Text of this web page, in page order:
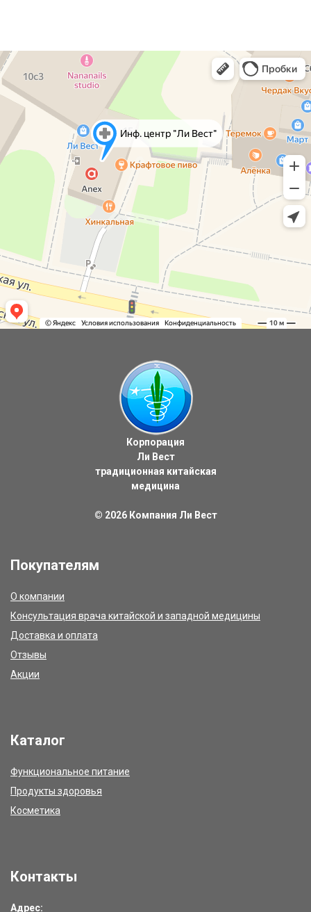
Корпорация
Ли Вест
традиционная китайская
медицина
© 2026 Компания Ли Вест
Покупателям
О компании
Консультация врача китайской и западной медицины
Доставка и оплата
Отзывы
Акции
Каталог
Функциональное питание
Продукты здоровья
Косметика
Контакты
Адрес: